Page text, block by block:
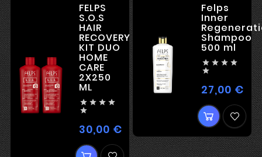
FELPS
S.O.S
HAIR
RECOVERY
KIT DUO
HOME
CARE
2X250
ML
   

30,00 €Hind
Felps
Inner
Shampoo
500 ml
   

27,00 €